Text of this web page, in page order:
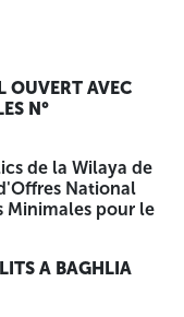
OUVERT AVEC
N°
de la Wilaya de
National
Minimales pour le
A BAGHLIA